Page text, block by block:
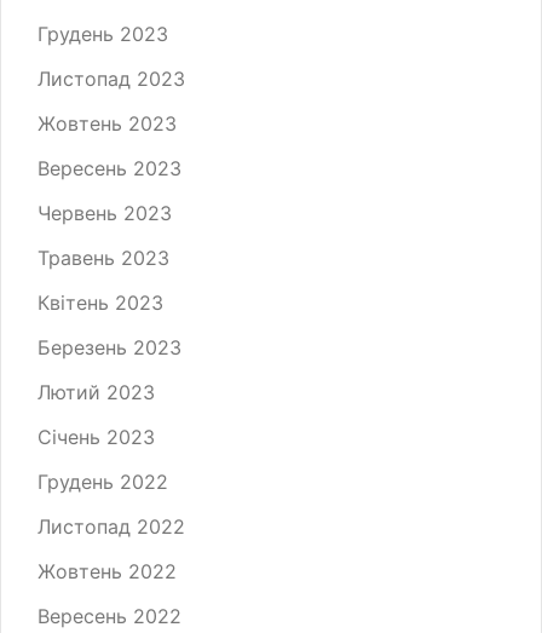
Грудень 2023
Листопад 2023
Жовтень 2023
Вересень 2023
Червень 2023
Травень 2023
Квітень 2023
Березень 2023
Лютий 2023
Січень 2023
Грудень 2022
Листопад 2022
Жовтень 2022
Вересень 2022